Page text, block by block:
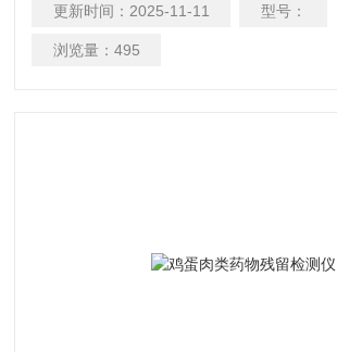
更新时间： 2025-11-11 型号：
浏览量： 495